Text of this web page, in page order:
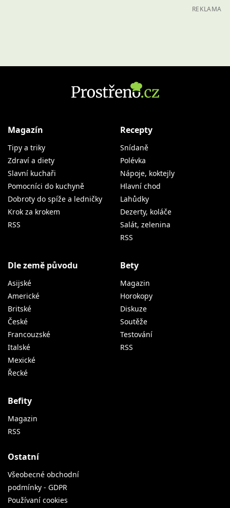
REKLAMA
Magazín
Tipy a triky
Zdraví a diety
Slavní kuchaři
Pomocníci do kuchyně
Dobroty do spíže a ledničky
Krok za krokem
RSS
Recepty
Snídaně
Polévka
Nápoje, koktejly
Hlavní chod
Lahůdky
Dezerty, koláče
Salát, zelenina
RSS
Dle země původu
Asijské
Americké
Britské
České
Francouzské
Italské
Mexické
Řecké
Bety
Magazin
Horokopy
Diskuze
Soutěže
Testování
RSS
Befity
Magazin
RSS
Ostatní
Všeobecné obchodní
podmínky - GDPR
Používaní cookies